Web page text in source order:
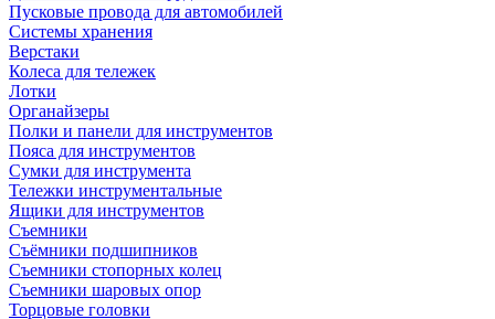
Пусковые провода для автомобилей
Системы хранения
Верстаки
Колеса для тележек
Лотки
Органайзеры
Полки и панели для инструментов
Пояса для инструментов
Сумки для инструмента
Тележки инструментальные
Ящики для инструментов
Съемники
Съёмники подшипников
Съемники стопорных колец
Съемники шаровых опор
Торцовые головки